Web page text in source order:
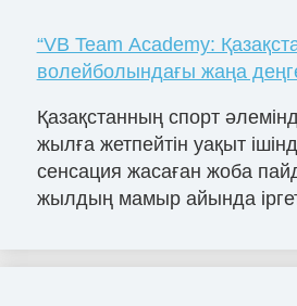
“VB Team Academy:
волейболындағы жаңа
Қазақстанның спорт
жылға жетпейтін уақыт
сенсация жасаған жоба
жылдың мамыр айында